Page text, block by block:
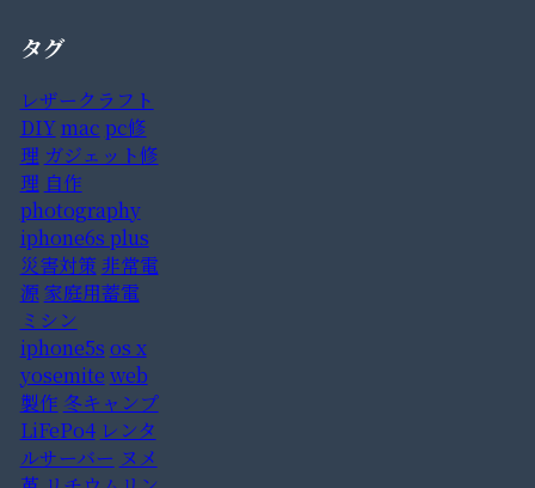
タグ
レザークラフト
DIYmac pc修
理 ガジェット修
理 自作
photography
iphone6s plus
災害対策非常電
源家庭用蓄電
ミシン
iphone5s os x
yosemite web
製作 冬キャンプ
LiFePo4 レンタ
ルサーバー ヌメ